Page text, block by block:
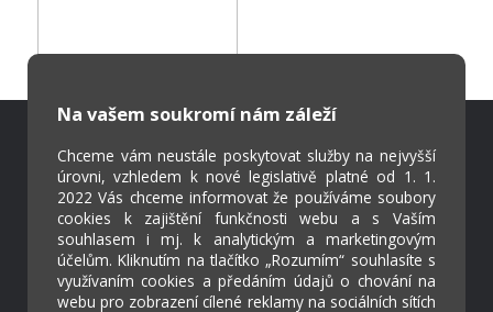
Na vašem soukromí nám záleží
Chceme vám neustále poskytovat služby na nejvyšší
úrovni, vzhledem k nové legislativě platné od 1. 1.
2022 Vás chceme informovat že používáme soubory
cookies k zajištění funkčnosti webu a s Vaším
souhlasem i mj. k analytickým a marketingovým
účelům. Kliknutím na tlačítko „Rozumím“ souhlasíte s
využívaním cookies a předáním údajů o chování na
webu pro zobrazení cílené reklamy na sociálních sítích
Škola Online
Strava.cz
Kontakty
Projekty